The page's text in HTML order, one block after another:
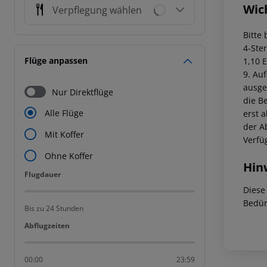
Verpflegung wählen
Flüge anpassen
Nur Direktflüge
Alle Flüge
Mit Koffer
Ohne Koffer
Flugdauer
Flugdauer
Bis zu 24 Stunden
Abflugzeiten
Abflugzeiten
00:00 23:59
Bitte
4-
1,10
9.
die
erst
der